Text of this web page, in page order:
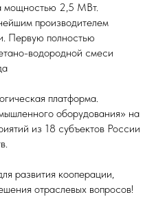
мощностью 2,5 МВт.
производителем
Первую полностью
водородной смеси
платформа.
оборудования» на
из 18 субъектов России
развития кооперации,
отраслевых вопросов!